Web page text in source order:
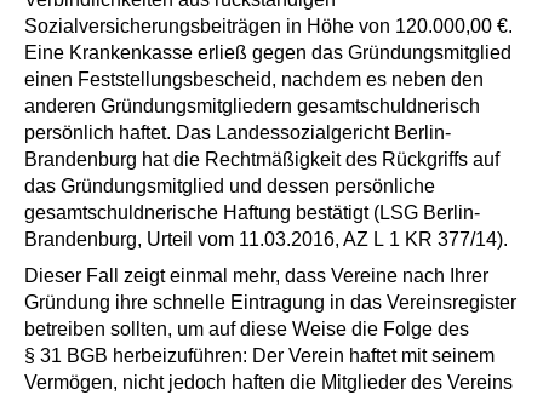
Sozialversicherungsbeiträgen in Höhe von 120.000,00 €.
Eine Krankenkasse erließ gegen das Gründungsmitglied
einen Feststellungsbescheid, nachdem es neben den
anderen Gründungsmitgliedern gesamtschuldnerisch
persönlich haftet. Das Landessozialgericht Berlin-
Brandenburg hat die Rechtmäßigkeit des Rückgriffs auf
das Gründungsmitglied und dessen persönliche
gesamtschuldnerische Haftung bestätigt (LSG Berlin-
Brandenburg, Urteil vom 11.03.2016, AZ L 1 KR 377/14).
Dieser Fall zeigt einmal mehr, dass Vereine nach Ihrer
Gründung ihre schnelle Eintragung in das Vereinsregister
betreiben sollten, um auf diese Weise die Folge des
§ 31 BGB herbeizuführen: Der Verein haftet mit seinem
Vermögen, nicht jedoch haften die Mitglieder des Vereins